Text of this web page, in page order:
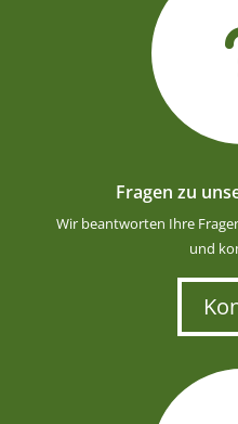
Fragen zu
Wir beantworten Ihre
und